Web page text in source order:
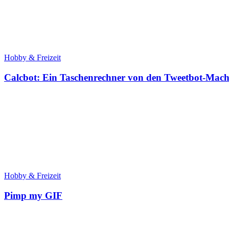
Hobby & Freizeit
Calcbot: Ein Taschenrechner von den Tweetbot-
Hobby & Freizeit
Pimp my GIF